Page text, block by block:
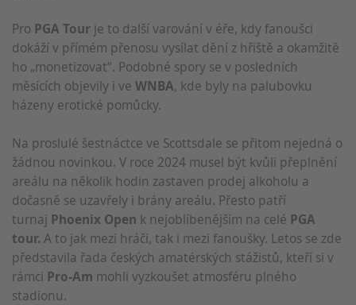
Pro PGA Tour je to další varování v éře, kdy fanoušci
dokáží v přímém přenosu vysílat dění z hřiště a okamžitě
ho „monetizovat“. Podobné spory se v posledních
měsících objevily i ve WNBA, kde byly na palubovku
házeny erotické pomůcky.
Na proslulé šestnáctce ve Scottsdale se přitom nejedná o
žádnou novinkou. V roce 2024 musel být kvůli přeplnění
areálu na několik hodin zastaven prodej alkoholu a
dočasně se uzavřely i brány areálu. Přesto patří
turnaj Phoenix Open k nejoblíbenějším na celé PGA
tour. A to jak mezi hráči, tak i mezi fanoušky. Letos se zde
představila řada českých amatérských stážistů, kteří si v
rámci Pro-Am mohli vyzkoušet atmosféru plného
stadionu.